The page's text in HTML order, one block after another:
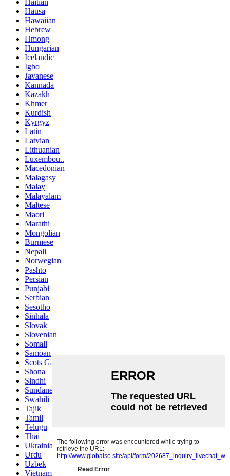
Hausa
Hawaiian
Hebrew
Hmong
Hungarian
Icelandic
Igbo
Javanese
Kannada
Kazakh
Khmer
Kurdish
Kyrgyz
Latin
Latvian
Lithuanian
Luxembou..
Macedonian
Malagasy
Malay
Malayalam
Maltese
Maori
Marathi
Mongolian
Burmese
Nepali
Norwegian
Pashto
Persian
Punjabi
Serbian
Sesotho
Sinhala
Slovak
Slovenian
Somali
Samoan
Scots Gaelic
Shona
Sindhi
Sundanese
Swahili
Tajik
Tamil
Telugu
Thai
Ukrainian
Urdu
Uzbek
Vietnamese